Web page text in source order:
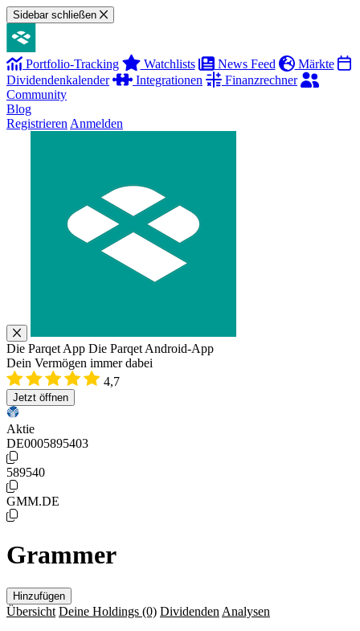
Sidebar schließen
Portfolio-Tracking Watchlists News Feed
Märkte
Dividendenkalender
Integrationen
Finanzrechner
Community
Blog
Registrieren Anmelden
Die Parqet App Die Parqet Android-App
Dein Vermögen immer dabei
4,7
Jetzt öffnen
Aktie
DE0005895403
589540
GMM.DE
Grammer
Hinzufügen
Übersicht Deine Holdings (0) Dividenden Analysen